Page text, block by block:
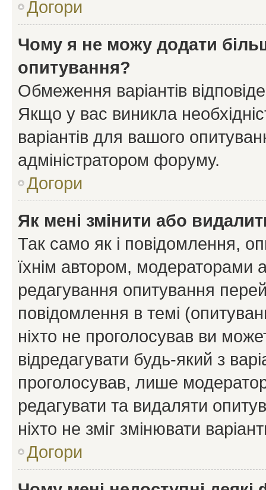
Догори
Чому я не можу додати
опитування?
Обмеження варіантів
Якщо у вас виникла
варіантів для вашого
адміністратором форуму.
Догори
Як мені змінити або
Так само як і повідомлення,
їхнім автором, модераторами
редагування опитування
повідомлення в темі
ніхто не проголосував ви
відредагувати будь-який з
проголосував, лише
редагувати та видаляти
ніхто не зміг змінювати
Догори